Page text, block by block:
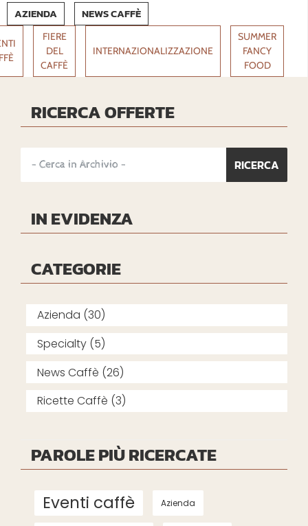
AZIENDA NEWS CAFFÈ
FIERE
DEL
CAFFÈ
INTERNAZIONALIZZAZIONE
SUMMER
FANCY
FOOD
RICERCA OFFERTE
IN EVIDENZA
CATEGORIE
Azienda (30)
Specialty (5)
News Caffè (26)
Ricette Caffè (3)
PAROLE PIÙ RICERCATE
Eventi caffè Azienda